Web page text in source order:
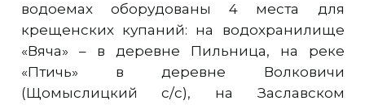
водоемах оборудованы 4 места для
крещенских купаний: на водохранилище
«Вяча» – в деревне Пильница, на реке
«Птичь» в деревне Волковичи
(Щомыслицкий с/с), на Заславском